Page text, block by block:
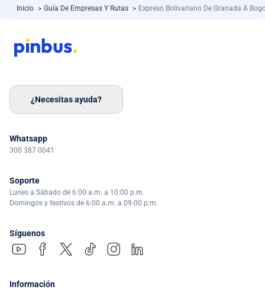
Inicio > Guía De Empresas Y Rutas > Expreso Bolivariano De Granada A
¿Necesitas ayuda?
Whatsapp
300 387 0041
Soporte
Lunes a Sábado de 6:00 a.m. a 10:00 p.m.
Domingos y festivos de 6:00 a.m. a 09:00 p.m.
Síguenos
Información